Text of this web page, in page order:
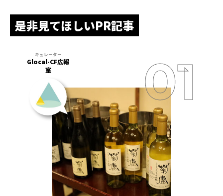
是非見てほしいPR記事
Glocal-CF広報
室